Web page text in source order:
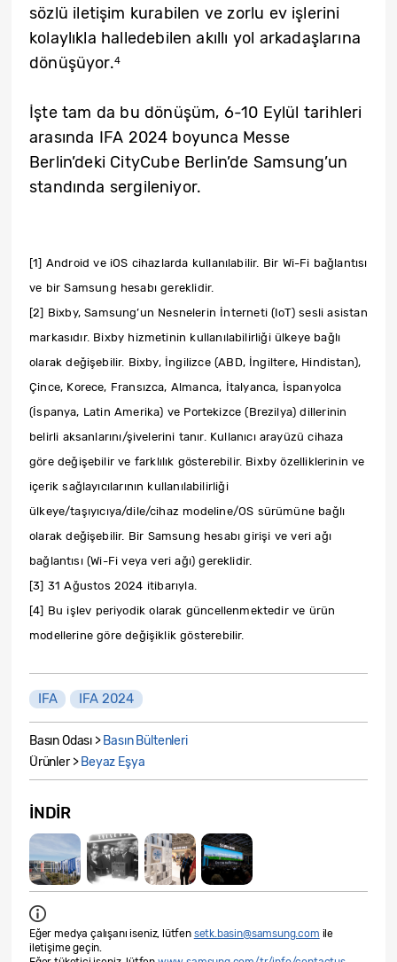
sözlü iletişim kurabilen ve zorlu ev işlerini
kolaylıkla halledebilen akıllı yol arkadaşlarına
dönüşüyor.4
İşte tam da bu dönüşüm, 6-10 Eylül tarihleri
arasında IFA 2024 boyunca Messe
Berlin’deki CityCube Berlin’de Samsung’un
standında sergileniyor.
[1] Android ve iOS cihazlarda kullanılabilir. Bir Wi-Fi bağlantısı
ve bir Samsung hesabı gereklidir.
[2] Bixby, Samsung’un Nesnelerin İnterneti (IoT) sesli asistan
markasıdır. Bixby hizmetinin kullanılabilirliği ülkeye bağlı
olarak değişebilir. Bixby, İngilizce (ABD, İngiltere, Hindistan),
Çince, Korece, Fransızca, Almanca, İtalyanca, İspanyolca
(İspanya, Latin Amerika) ve Portekizce (Brezilya) dillerinin
belirli aksanlarını/şivelerini tanır. Kullanıcı arayüzü cihaza
göre değişebilir ve farklılık gösterebilir. Bixby özelliklerinin ve
içerik sağlayıcılarının kullanılabilirliği
ülkeye/taşıyıcıya/dile/cihaz modeline/OS sürümüne bağlı
olarak değişebilir. Bir Samsung hesabı girişi ve veri ağı
bağlantısı (Wi-Fi veya veri ağı) gereklidir.
[3] 31 Ağustos 2024 itibarıyla.
[4] Bu işlev periyodik olarak güncellenmektedir ve ürün
modellerine göre değişiklik gösterebilir.
IFA IFA 2024
Basın Odası > Basın Bültenleri
Ürünler > Beyaz Eşya
İNDIR
Eğer medya çalışanı iseniz, lütfen setk.basin@samsung.com ile
iletişime geçin.